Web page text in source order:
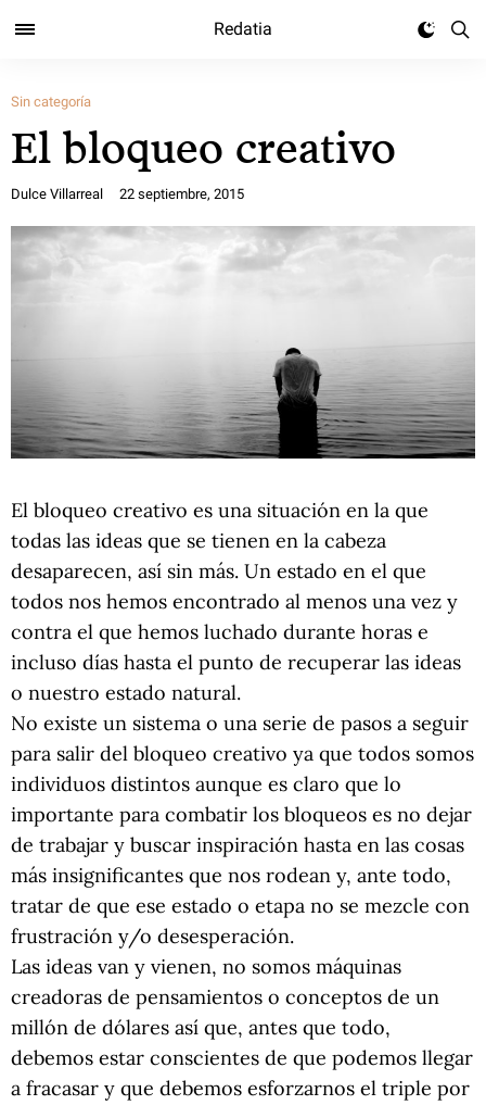
Redatia
Sin categoría
El bloqueo creativo
Dulce Villarreal 22 septiembre, 2015
El bloqueo creativo es una situación en la que
todas las ideas que se tienen en la cabeza
desaparecen, así sin más. Un estado en el que
todos nos hemos encontrado al menos una vez y
contra el que hemos luchado durante horas e
incluso días hasta el punto de recuperar las ideas
o nuestro estado natural.
No existe un sistema o una serie de pasos a seguir
para salir del bloqueo creativo ya que todos somos
individuos distintos aunque es claro que lo
importante para combatir los bloqueos es no dejar
de trabajar y buscar inspiración hasta en las cosas
más insignificantes que nos rodean y, ante todo,
tratar de que ese estado o etapa no se mezcle con
frustración y/o desesperación.
Las ideas van y vienen, no somos máquinas
creadoras de pensamientos o conceptos de un
millón de dólares así que, antes que todo,
debemos estar conscientes de que podemos llegar
a fracasar y que debemos esforzarnos el triple por